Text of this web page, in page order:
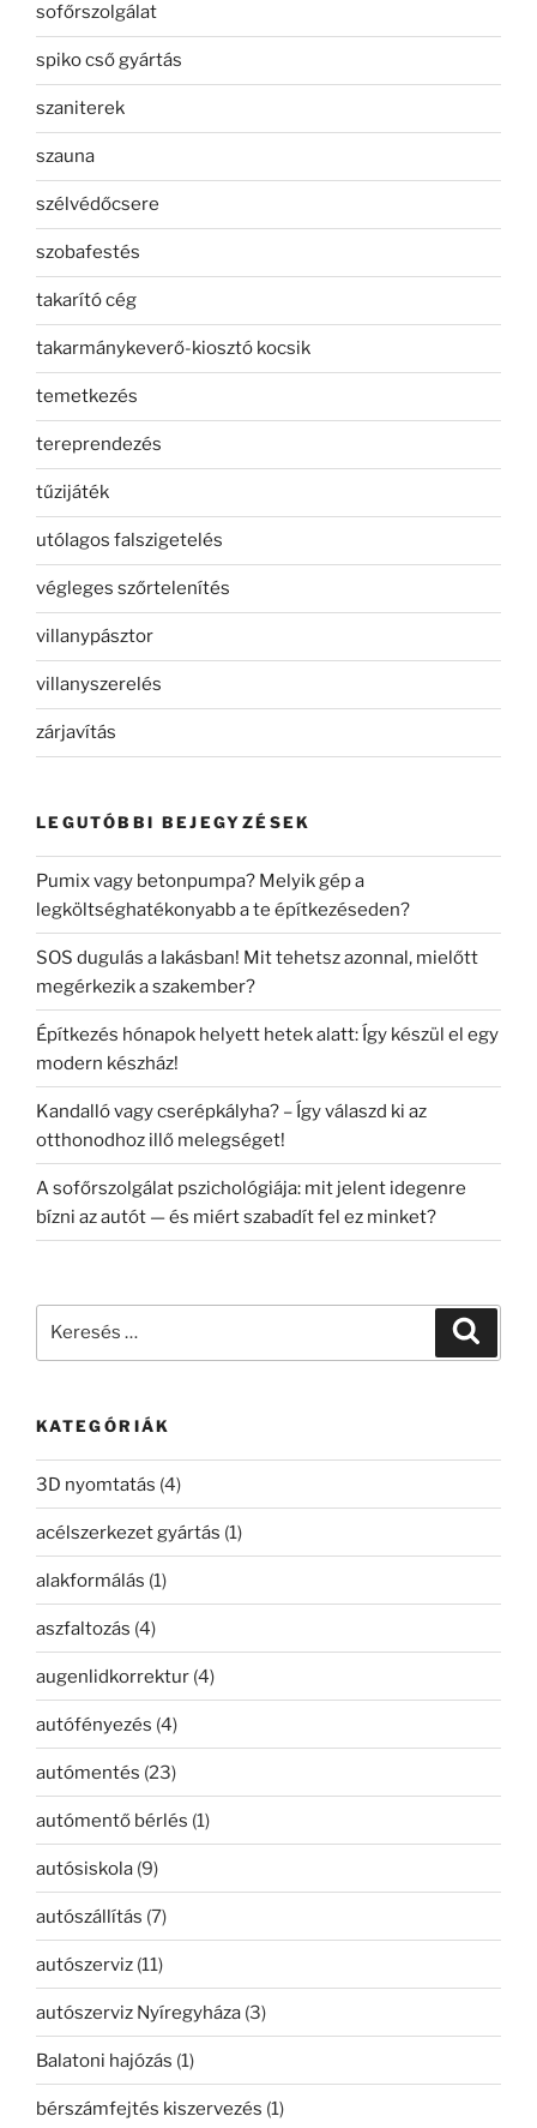
sofőrszolgálat
spiko cső gyártás
szaniterek
szauna
szélvédőcsere
szobafestés
takarító cég
takarmánykeverő-kiosztó kocsik
temetkezés
tereprendezés
tűzijáték
utólagos falszigetelés
végleges szőrtelenítés
villanypásztor
villanyszerelés
zárjavítás
LEGUTÓBBI BEJEGYZÉSEK
Pumix vagy betonpumpa? Melyik gép a
legköltséghatékonyabb a te építkezéseden?
SOS dugulás a lakásban! Mit tehetsz azonnal, mielőtt
megérkezik a szakember?
Építkezés hónapok helyett hetek alatt: Így készül el egy
modern készház!
Kandalló vagy cserépkályha? – Így válaszd ki az
otthonodhoz illő melegséget!
A sofőrszolgálat pszichológiája: mit jelent idegenre
bízni az autót — és miért szabadít fel ez minket?
KATEGÓRIÁK
3D nyomtatás (4)
acélszerkezet gyártás (1)
alakformálás (1)
aszfaltozás (4)
augenlidkorrektur (4)
autófényezés (4)
autómentés (23)
autómentő bérlés (1)
autósiskola (9)
autószállítás (7)
autószerviz (11)
autószerviz Nyíregyháza (3)
Balatoni hajózás (1)
bérszámfejtés kiszervezés (1)